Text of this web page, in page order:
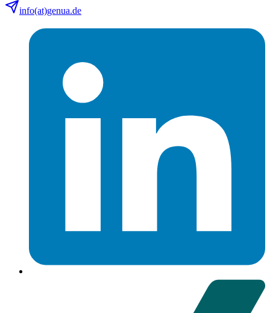
info(at)genua.de